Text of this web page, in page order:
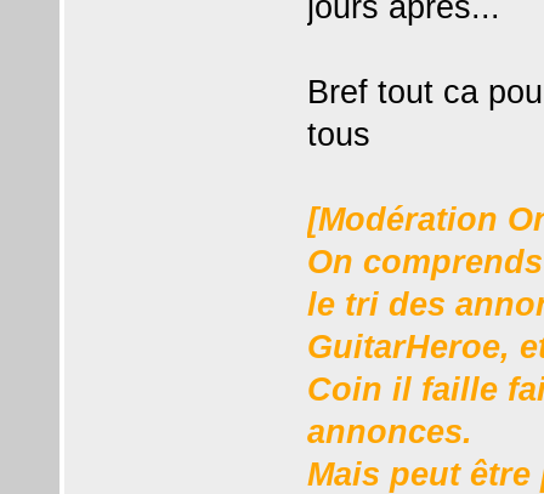
Bref tout ca
tous
[Modération
On
le tri des
GuitarHeroe,
Coin il faille
annonces.
Mais peut